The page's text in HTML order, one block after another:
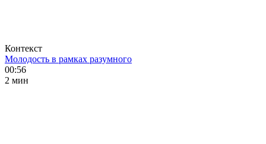
Контекст
Молодость в рамках разумного
00:56
2 мин